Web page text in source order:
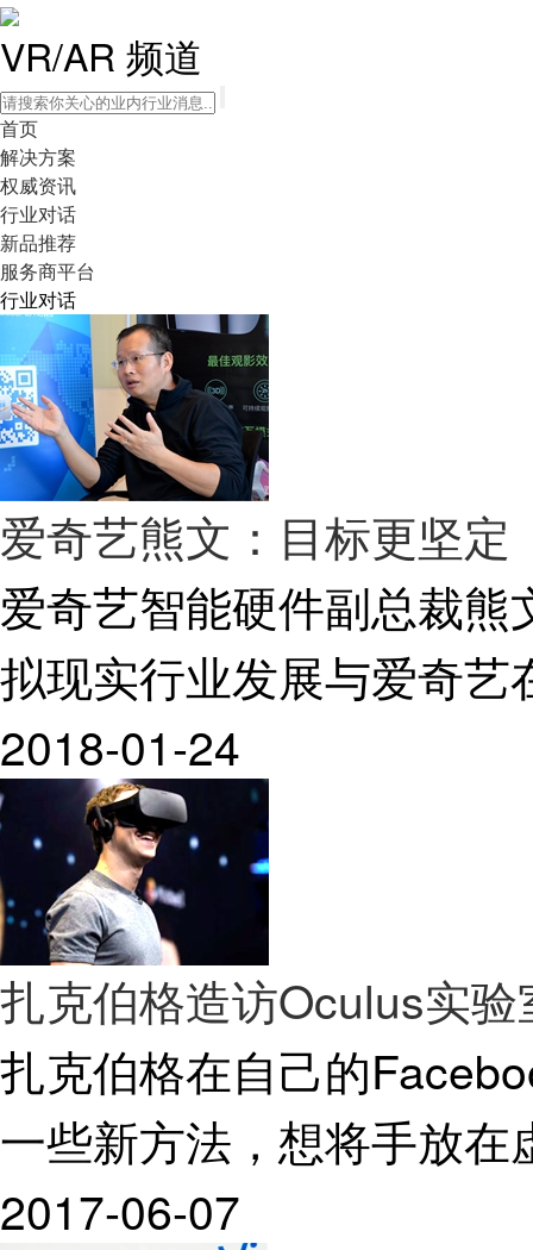
VR/AR 频道
首页
解决方案
权威资讯
行业对话
新品推荐
服务商平台
行业对话
爱奇艺熊文：目标更坚定
爱奇艺智能硬件副总裁
拟现实行业发展与爱奇
2018-01-24
扎克伯格造访Oculus实验
扎克伯格在自己的
一些新方法，想将手放
2017-06-07